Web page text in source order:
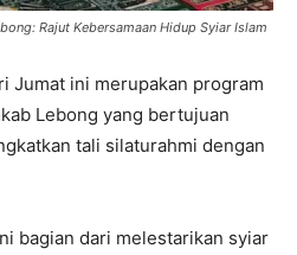
Rajut Kebersamaan Hidup Syiar Islam
Jumat ini merupakan program
Lebong yang bertujuan
tali silaturahmi dengan
bagian dari melestarikan syiar